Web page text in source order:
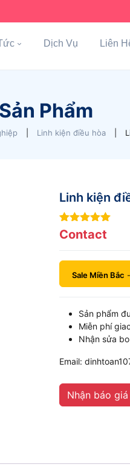
Dịch Vụ Liên
Sản Phẩm
Linh kiện điều hòa
Linh kiện
5out of 5
Contact
Sale Miền Bắc -
Sản phẩm
Miễn phí
Nhận sửa
Email:
Nhận báo giá